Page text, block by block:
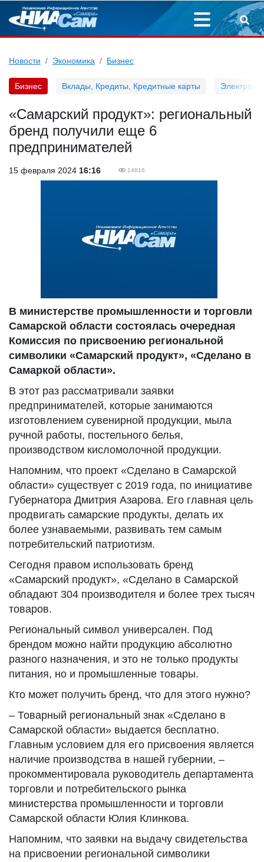
Новости Экономика Бизнес
Бизнес Вклады, Кредиты, Кредитные карты
«Самарский продукт»: региональный
бренд получили еще 6
предпринимателей
15 февраля 2024 16:16 14816
В министерстве промышленности и торговли
Самарской области состоялась очередная
Комиссия по присвоению региональной
символики «Самарский продукт», «Сделано в
Самаркой области».
В этот раз рассматривали заявки
предпринимателей, которые занимаются
изготовлением сувенирной продукции, мыла
ручной работы, постельного белья,
производством кисломолочной продукции.
Напомним, что проект «Сделано в Самарской
области» существует с 2019 года, по инициативе
Губернатора Дмитрия Азарова. Его главная цель
продвигать самарские продукты, делать их
более узнаваемыми, развивать тем самым
потребительский патриотизм.
Сегодня правом использовать бренд
«Самарский продукт», «Сделано в Самарской
обладают 304 производителя и более трех тысяч
товаров.
Региональный символ универсален. Под
брендом можно найти продукцию абсолютно
разного назначения, и это не только продукты
питания, но и промышленные товары.
Кто может получить бренд, что для этого нужно?
– Товарный региональный знак «Сделано в
Самарской области» выдается бесплатно.
Главным условием для его присвоения является
наличие производства в нашей губернии, –
прокомментировала руководитель департамента
торговли и потребительского рынка
министерства промышленности и торговли
Самарской области Юлия Клинкова.
Напомним, что заявки на выдачу свидетельства
на присвоении региональной символики